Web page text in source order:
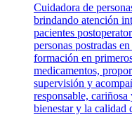
Cuidadora de
brindando atención
pacientes
personas postradas
formación en
medicamentos,
supervisión y
responsable,
bienestar y la calidad